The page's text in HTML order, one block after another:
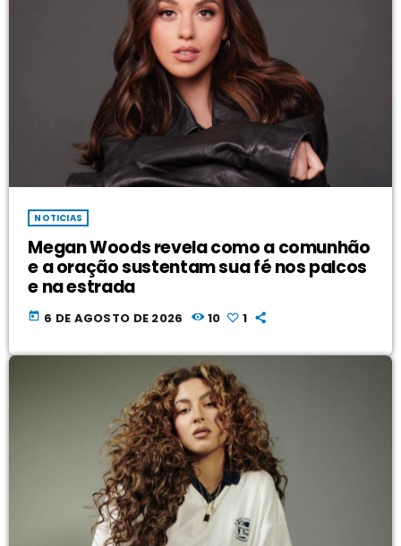
NOTICIAS
Megan Woods revela como a comunhão
e a oração sustentam sua fé nos palcos
e na estrada
today 6 DE AGOSTO DE 2026 10 1